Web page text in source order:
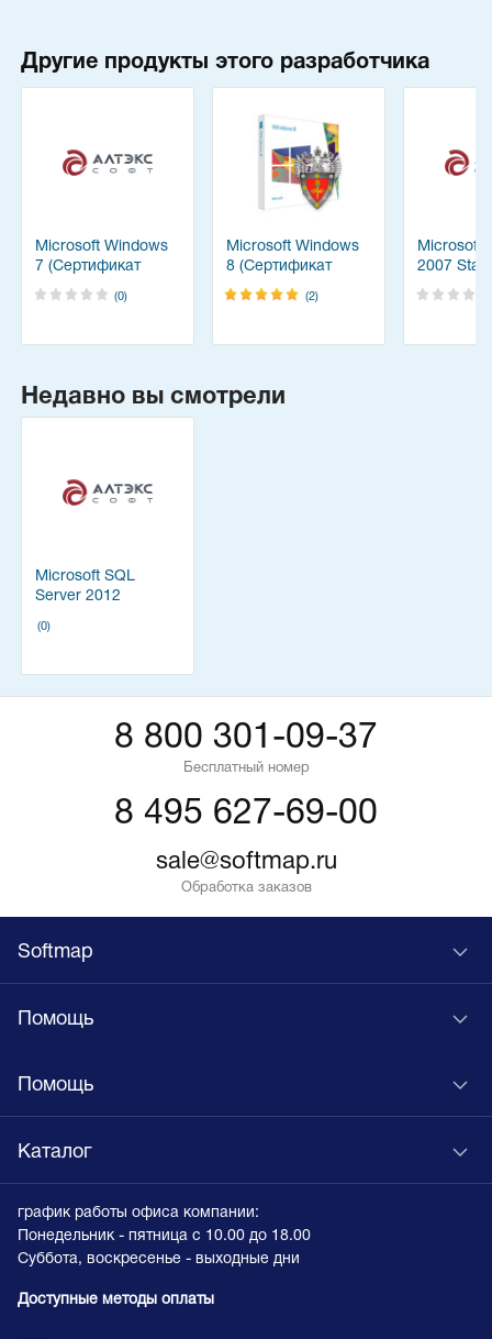
Другие продукты этого разработчика
Microsoft Windows
7 (Сертификат
ФСТЭК)
(0)
Microsoft Windows
8 (Сертификат
ФСТЭК)
(2)
Microsoft
2007
Edition
Недавно вы смотрели
Microsoft SQL
Server 2012
ФСТЭК)
(0)
8 800 301-09-37
Бесплатный номер
8 495 627-69-00
sale@softmap.ru
Обработка заказов
Softmap
Помощь
Помощь
Каталог
график работы офиса компании:
Понедельник - пятница с 10.00 до 18.00
Суббота, воскресенье - выходные дни
Доступные методы оплаты